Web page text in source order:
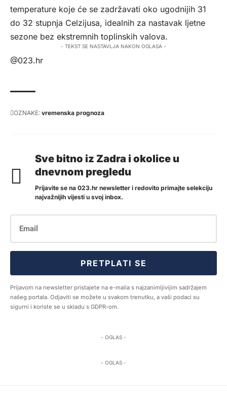
temperature koje će se zadržavati oko ugodnijih 31
do 32 stupnja Celzijusa, idealnih za nastavak ljetne
sezone bez ekstremnih toplinskih valova.
- TEKST SE NASTAVLJA NAKON OGLASA -
@023.hr
OZNAKE: vremenska prognoza
Sve bitno iz Zadra i okolice u
dnevnom pregledu
Prijavite se na 023.hr newsletter i redovito primajte selekciju
najvažnijih vijesti u svoj inbox.
PRETPLATI SE
Prijavom na newsletter pristajete na e-maila s najzanimljivijim sadržajem
našeg portala. Odjaviti se možete u svakom trenutku, a vaši podaci su
sigurni i koriste se u skladu s GDPR-om.
- OGLAS -
- OGLAS -